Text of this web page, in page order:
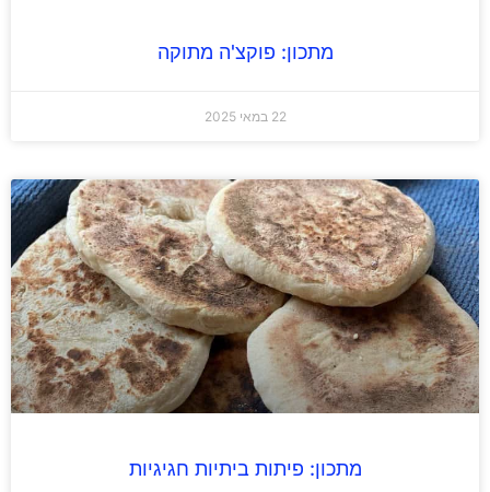
מתכון: פוקצ'ה מתוקה
מתכון: פיתות ביתיות חגיגיות